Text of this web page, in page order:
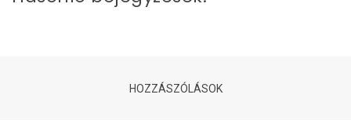
HOZZÁSZÓLÁSOK